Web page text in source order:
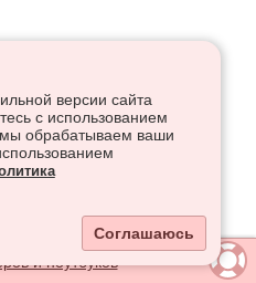
версии сайта
с использованием
обрабатываем ваши
Соглашаюсь
и ноутбуков